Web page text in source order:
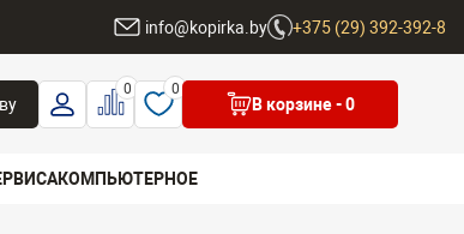
info@kopirka.by +375 (29) 392-392-8
0 0
В корзине- 0
КОМПЬЮТЕРНОЕ